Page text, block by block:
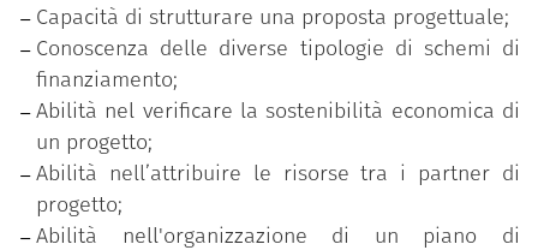
Capacità di strutturare una proposta progettuale;
Conoscenza delle diverse tipologie di schemi di
finanziamento;
Abilità nel verificare la sostenibilità economica di
un progetto;
Abilità nell’attribuire le risorse tra i partner di
progetto;
Abilità nell'organizzazione di un piano di